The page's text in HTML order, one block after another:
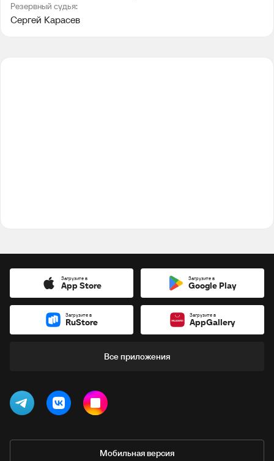
Резервный судья:
Сергей Карасев
Загрузите в
App Store
Загрузите в
Google Play
Загрузите в
RuStore
Загрузите в
AppGallery
Все приложения
Мобильная версия